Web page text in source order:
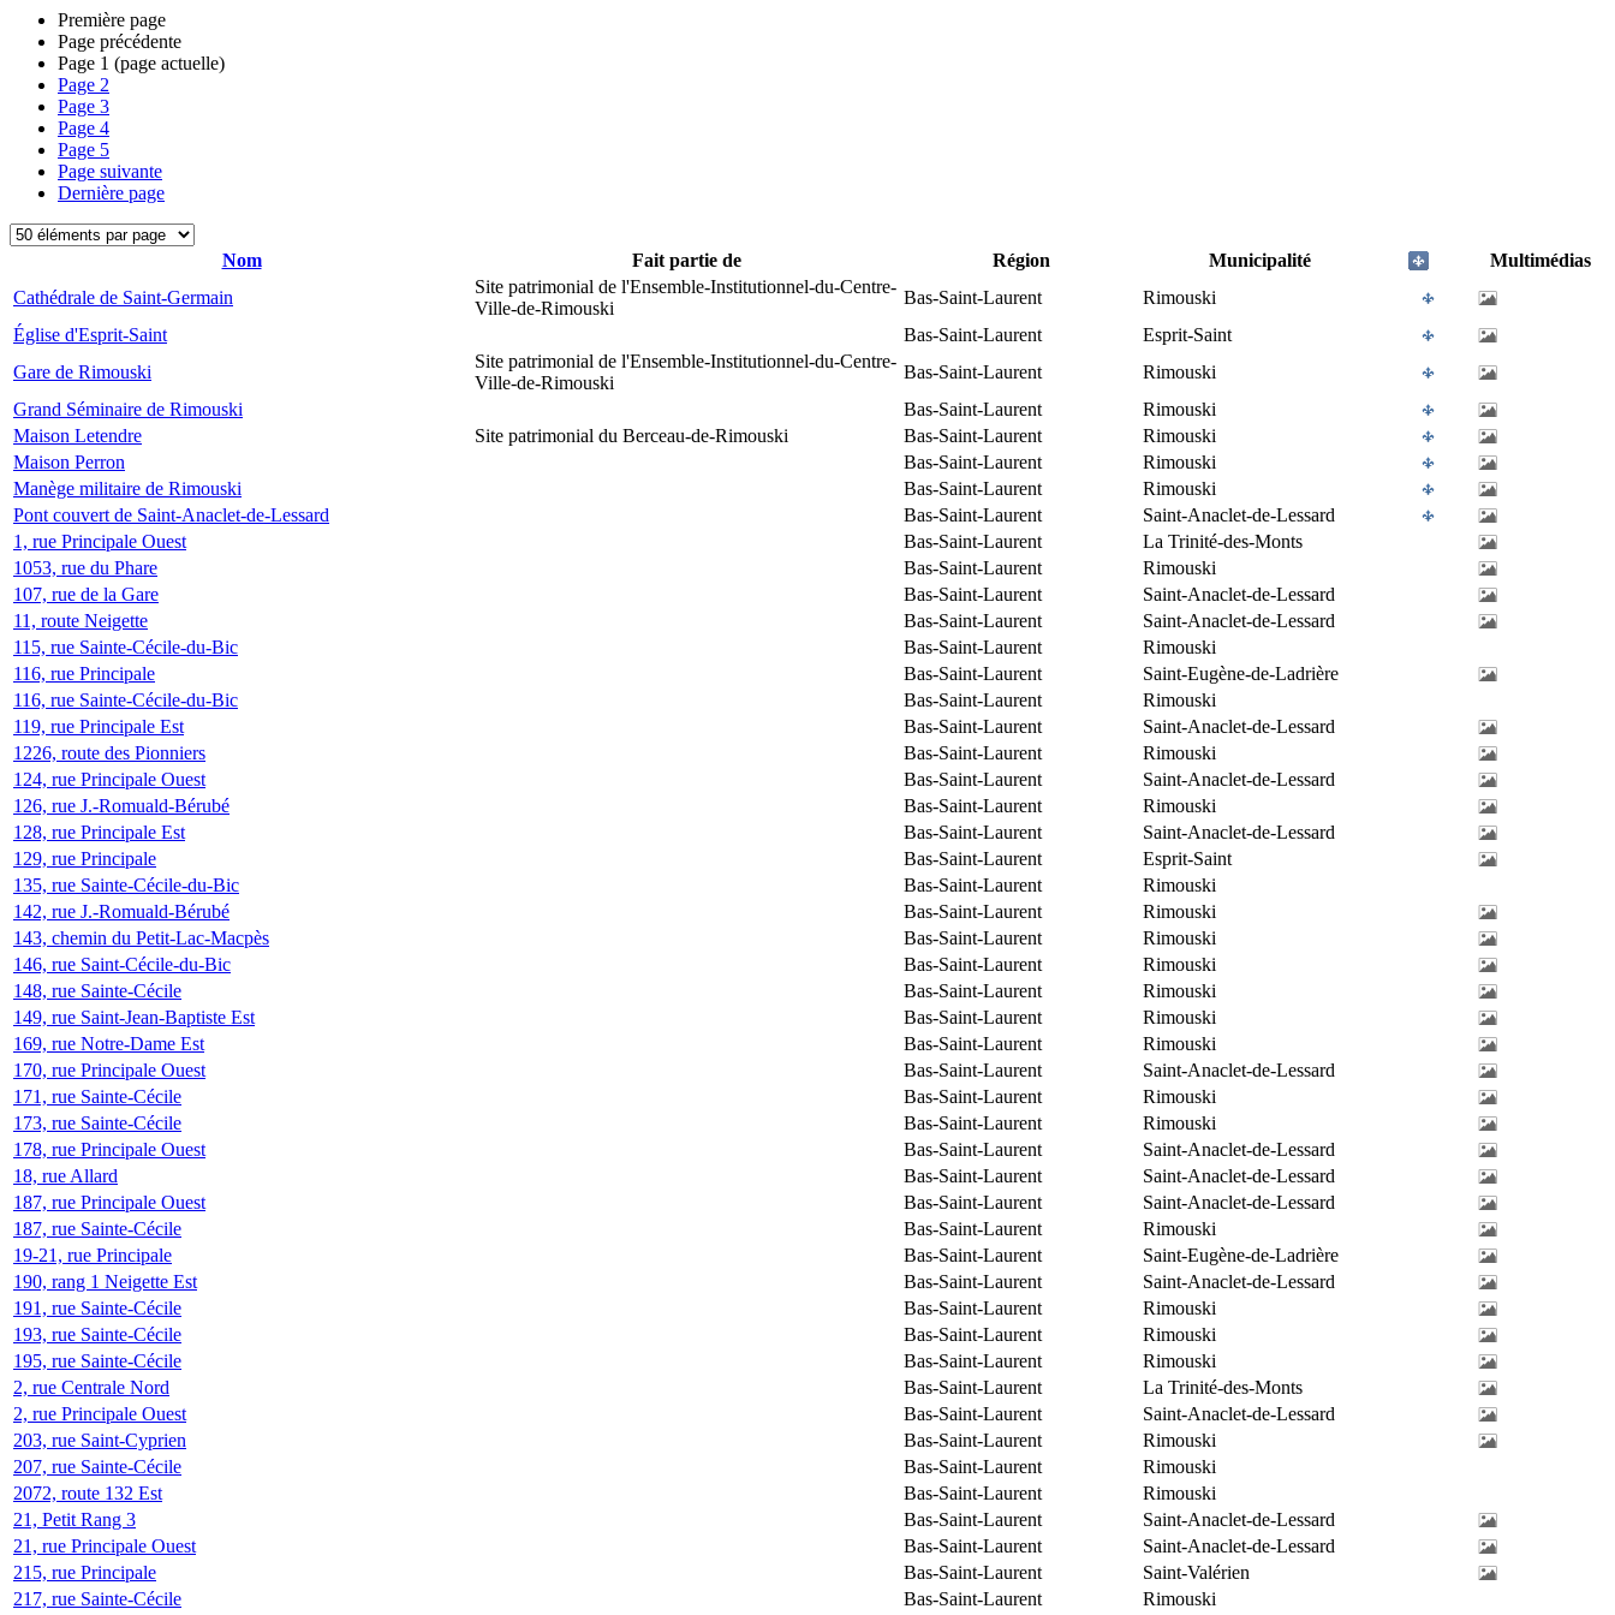
Première page
Page précédente
Page 1 (page actuelle)
Page 2
Page 3
Page 4
Page 5
Page suivante
Dernière page
Nom Fait partie de Région Municipalité
Multimédias
Cathédrale de Saint-Germain
Site patrimonial de l'Ensemble-Institutionnel-du-Centre-
Ville-de-Rimouski
Bas-Saint-Laurent
Rimouski
Église d'Esprit-Saint
Bas-Saint-Laurent
Esprit-Saint
Gare de Rimouski
Site patrimonial de l'Ensemble-Institutionnel-du-Centre-
Ville-de-Rimouski
Bas-Saint-Laurent
Rimouski
Grand Séminaire de Rimouski
Bas-Saint-Laurent
Rimouski
Maison Letendre
Site patrimonial du Berceau-de-Rimouski Bas-Saint-Laurent
Rimouski
Maison Perron
Bas-Saint-Laurent
Rimouski
Manège militaire de Rimouski
Bas-Saint-Laurent
Rimouski
Pont couvert de Saint-Anaclet-de-Lessard
Bas-Saint-Laurent
Saint-Anaclet-de-Lessard
1, rue Principale Ouest
Bas-Saint-Laurent
La Trinité-des-Monts
1053, rue du Phare
Bas-Saint-Laurent
Rimouski
107, rue de la Gare
Bas-Saint-Laurent
Saint-Anaclet-de-Lessard
11, route Neigette
Bas-Saint-Laurent
Saint-Anaclet-de-Lessard
115, rue Sainte-Cécile-du-Bic
Bas-Saint-Laurent
Rimouski
116, rue Principale
Bas-Saint-Laurent
Saint-Eugène-de-Ladrière
116, rue Sainte-Cécile-du-Bic
Bas-Saint-Laurent
Rimouski
119, rue Principale Est
Bas-Saint-Laurent
Saint-Anaclet-de-Lessard
1226, route des Pionniers
Bas-Saint-Laurent
Rimouski
124, rue Principale Ouest
Bas-Saint-Laurent
Saint-Anaclet-de-Lessard
126, rue J.-Romuald-Bérubé
Bas-Saint-Laurent
Rimouski
128, rue Principale Est
Bas-Saint-Laurent
Saint-Anaclet-de-Lessard
129, rue Principale
Bas-Saint-Laurent
Esprit-Saint
135, rue Sainte-Cécile-du-Bic
Bas-Saint-Laurent
Rimouski
142, rue J.-Romuald-Bérubé
Bas-Saint-Laurent
Rimouski
143, chemin du Petit-Lac-Macpès
Bas-Saint-Laurent
Rimouski
146, rue Saint-Cécile-du-Bic
Bas-Saint-Laurent
Rimouski
148, rue Sainte-Cécile
Bas-Saint-Laurent
Rimouski
149, rue Saint-Jean-Baptiste Est
Bas-Saint-Laurent
Rimouski
169, rue Notre-Dame Est
Bas-Saint-Laurent
Rimouski
170, rue Principale Ouest
Bas-Saint-Laurent
Saint-Anaclet-de-Lessard
171, rue Sainte-Cécile
Bas-Saint-Laurent
Rimouski
173, rue Sainte-Cécile
Bas-Saint-Laurent
Rimouski
178, rue Principale Ouest
Bas-Saint-Laurent
Saint-Anaclet-de-Lessard
18, rue Allard
Bas-Saint-Laurent
Saint-Anaclet-de-Lessard
187, rue Principale Ouest
Bas-Saint-Laurent
Saint-Anaclet-de-Lessard
187, rue Sainte-Cécile
Bas-Saint-Laurent
Rimouski
19-21, rue Principale
Bas-Saint-Laurent
Saint-Eugène-de-Ladrière
190, rang 1 Neigette Est
Bas-Saint-Laurent
Saint-Anaclet-de-Lessard
191, rue Sainte-Cécile
Bas-Saint-Laurent
Rimouski
193, rue Sainte-Cécile
Bas-Saint-Laurent
Rimouski
195, rue Sainte-Cécile
Bas-Saint-Laurent
Rimouski
2, rue Centrale Nord
Bas-Saint-Laurent
La Trinité-des-Monts
2, rue Principale Ouest
Bas-Saint-Laurent
Saint-Anaclet-de-Lessard
203, rue Saint-Cyprien
Bas-Saint-Laurent
Rimouski
207, rue Sainte-Cécile
Bas-Saint-Laurent
Rimouski
2072, route 132 Est
Bas-Saint-Laurent
Rimouski
21, Petit Rang 3
Bas-Saint-Laurent
Saint-Anaclet-de-Lessard
21, rue Principale Ouest
Bas-Saint-Laurent
Saint-Anaclet-de-Lessard
215, rue Principale
Bas-Saint-Laurent
Saint-Valérien
217, rue Sainte-Cécile
Bas-Saint-Laurent Rimouski